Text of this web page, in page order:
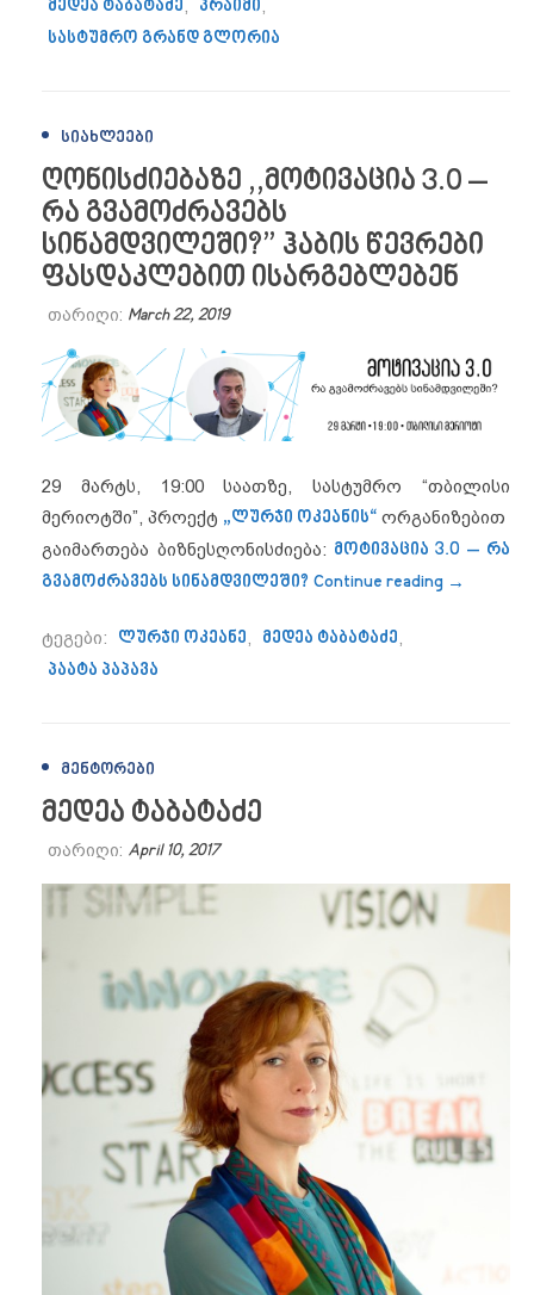
მედეა ტაბატაძე, პრაიმი,
სასტუმრო გრანდ გლორია
ᲡᲘᲐᲮᲚᲔᲔᲑᲘ
ღონისძიებაზე ,,მოტივაცია 3.0 –
რა გვამოძრავებს
სინამდვილეში?” ჰაბის წევრები
ფასდაკლებით ისარგებლებენ
თარიღი: March 22, 2019
29 მარტს, 19:00 საათზე, სასტუმრო “თბილისი
მერიოტში”, პროექტ „ლურჯი ოკეანის“ ორგანიზებით
გაიმართება ბიზნესღონისძიება: მოტივაცია 3.0 – რა
გვამოძრავებს სინამდვილეში? Continue reading →
ტეგები: ლურჯი ოკეანე, მედეა ტაბატაძე,
პაატა პაპავა
ᲛᲔᲜᲢᲝᲠᲔᲑᲘ
მედეა ტაბატაძე
თარიღი: April 10, 2017